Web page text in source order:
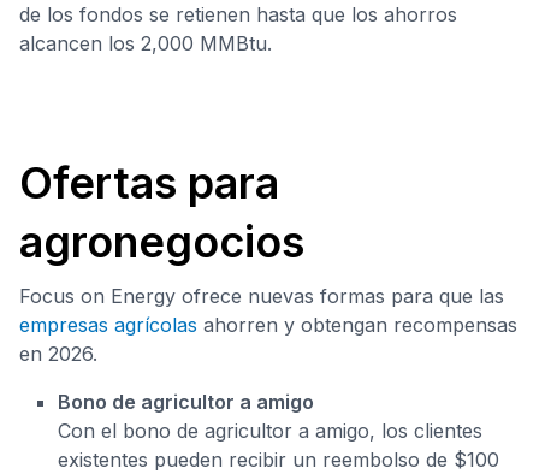
de los fondos se retienen hasta que los ahorros
alcancen los 2,000 MMBtu.
Ofertas para
agronegocios
Focus on Energy ofrece nuevas formas para que las
empresas agrícolas ahorren y obtengan recompensas
en 2026.
Bono de agricultor a amigo
Con el bono de agricultor a amigo, los clientes
existentes pueden recibir un reembolso de $100